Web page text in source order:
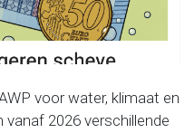
voor water, klimaat en
2026 verschillende